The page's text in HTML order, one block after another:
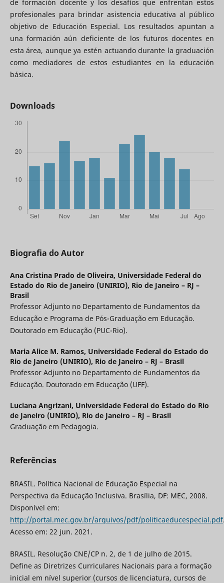
de formación docente y los desafíos que enfrentan estos
profesionales para brindar asistencia educativa al público
objetivo de Educación Especial. Los resultados apuntan a
una formación aún deficiente de los futuros docentes en
esta área, aunque ya estén actuando durante la graduación
como mediadores de estos estudiantes en la educación
básica.
Downloads
Biografia do Autor
Ana Cristina Prado de Oliveira, Universidade Federal do
Estado do Rio de Janeiro (UNIRIO), Rio de Janeiro – RJ –
Brasil
Professor Adjunto no Departamento de Fundamentos da
Educação e Programa de Pós-Graduação em Educação.
Doutorado em Educação (PUC-Rio).
Maria Alice M. Ramos, Universidade Federal do Estado do
Rio de Janeiro (UNIRIO), Rio de Janeiro – RJ – Brasil
Professor Adjunto no Departamento de Fundamentos da
Educação. Doutorado em Educação (UFF).
Luciana Angrizani, Universidade Federal do Estado do Rio
de Janeiro (UNIRIO), Rio de Janeiro – RJ – Brasil
Graduação em Pedagogia.
Referências
BRASIL. Política Nacional de Educação Especial na
Perspectiva da Educação Inclusiva. Brasília, DF: MEC, 2008.
Disponível em:
http://portal.mec.gov.br/arquivos/pdf/politicaeducespecial.pdf
Acesso em: 22 jun. 2021.
BRASIL. Resolução CNE/CP n. 2, de 1 de julho de 2015.
Define as Diretrizes Curriculares Nacionais para a formação
inicial em nível superior (cursos de licenciatura, cursos de